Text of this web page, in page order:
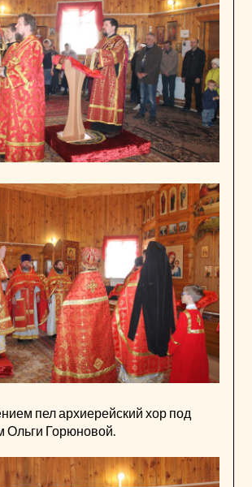
пел архиерейский хор под
Ольги Горюновой.